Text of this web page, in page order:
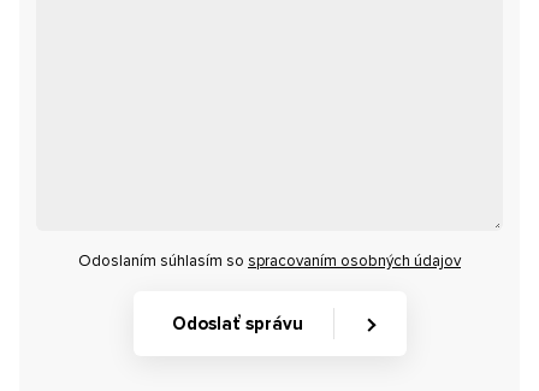
Odoslaním súhlasím so spracovaním osobných údajov
Odoslať správu